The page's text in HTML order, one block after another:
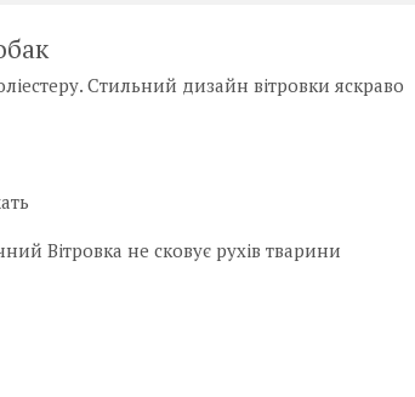
Стильний дизайн вітровки яскраво
Вітровка не сковує рухів тварини